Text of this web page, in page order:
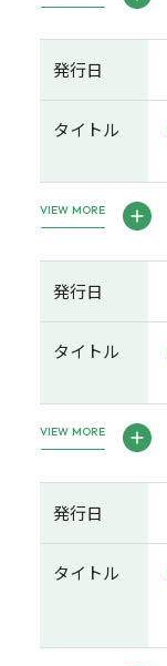
発行日
タイトル
VIEW MORE
発行日
タイトル
VIEW MORE
発行日
タイトル